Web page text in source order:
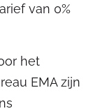
van 0%
het
EMA zijn